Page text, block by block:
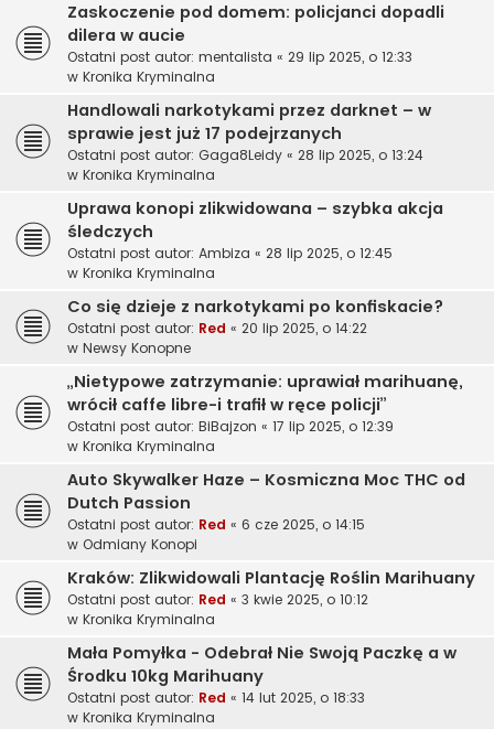
Zaskoczenie pod domem: policjanci dopadli
dilera w aucie
Ostatni post autor: mentalista « 29 lip 2025, o 12:33
w Kronika Kryminalna
Handlowali narkotykami przez darknet – w
sprawie jest już 17 podejrzanych
Ostatni post autor: Gaga8Leidy « 28 lip 2025, o 13:24
w Kronika Kryminalna
Uprawa konopi zlikwidowana – szybka akcja
śledczych
Ostatni post autor: Ambiza « 28 lip 2025, o 12:45
w Kronika Kryminalna
Co się dzieje z narkotykami po konfiskacie?
Ostatni post autor: Red « 20 lip 2025, o 14:22
w Newsy Konopne
„Nietypowe zatrzymanie: uprawiał marihuanę,
wrócił caffe libre-i trafił w ręce policji”
Ostatni post autor: BiBajzon « 17 lip 2025, o 12:39
w Kronika Kryminalna
Auto Skywalker Haze – Kosmiczna Moc THC od
Dutch Passion
Ostatni post autor: Red « 6 cze 2025, o 14:15
w Odmiany Konopi
Kraków: Zlikwidowali Plantację Roślin Marihuany
Ostatni post autor: Red « 3 kwie 2025, o 10:12
w Kronika Kryminalna
Mała Pomyłka - Odebrał Nie Swoją Paczkę a w
Środku 10kg Marihuany
Ostatni post autor: Red « 14 lut 2025, o 18:33
w Kronika Kryminalna